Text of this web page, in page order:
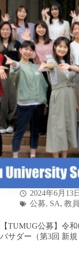
2024年6月13日
公募, SA, 教員
【TUMUG公募】令
バサダー（第3回 新規